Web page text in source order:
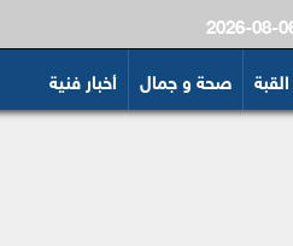
صحة و جمال أخبار فنية